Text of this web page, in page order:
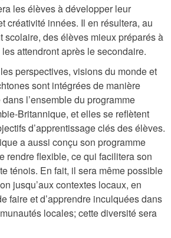
les élèves à développer leur
créativité innées. Il en résultera, au
scolaire, des élèves mieux préparés à
attendront après le secondaire.
perspectives, visions du monde et
sont intégrées de manière
l’ensemble du programme
Britannique, et elles se reflètent
d’apprentissage clés des élèves.
a aussi conçu son programme
rendre flexible, ce qui facilitera son
ténois. En fait, il sera même possible
jusqu’aux contextes locaux, en
faire et d’apprendre inculquées dans
locales; cette diversité sera